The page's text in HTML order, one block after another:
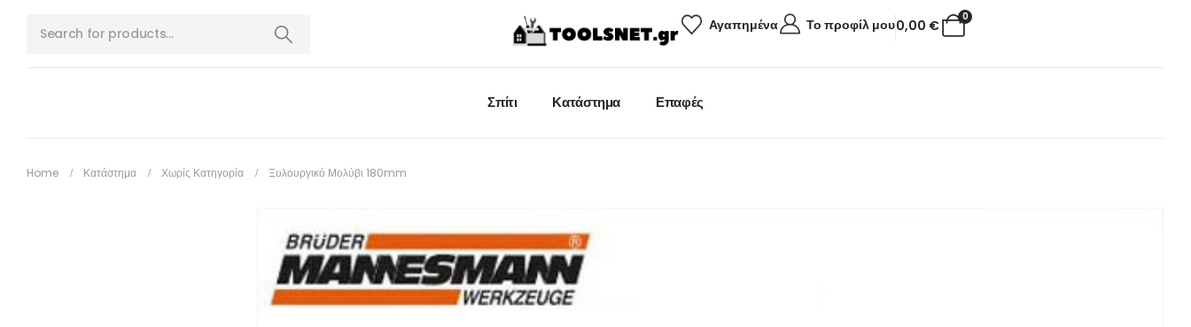
Αγαπημένα Το προφίλ μου 0
0,00 €
Σπίτι Κατάστημα Επαφές
Home Κατάστημα Χωρίς Κατηγορία Ξυλουργικό Μολύβι 180mm